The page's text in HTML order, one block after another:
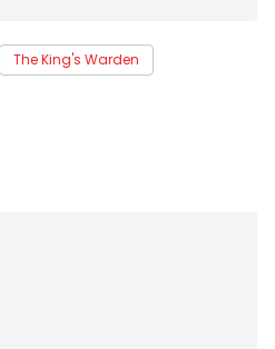
The King's Warden